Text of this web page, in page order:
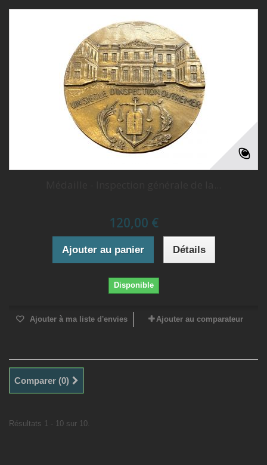
120,00 €
Ajouter au panier Détails
Disponible
Ajouter à ma liste d'envies Ajouter au comparateur
Comparer (0)
Résultats 1 - 10 sur 10.